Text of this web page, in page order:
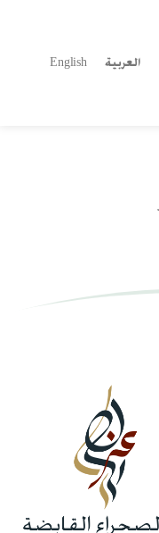
العربية English